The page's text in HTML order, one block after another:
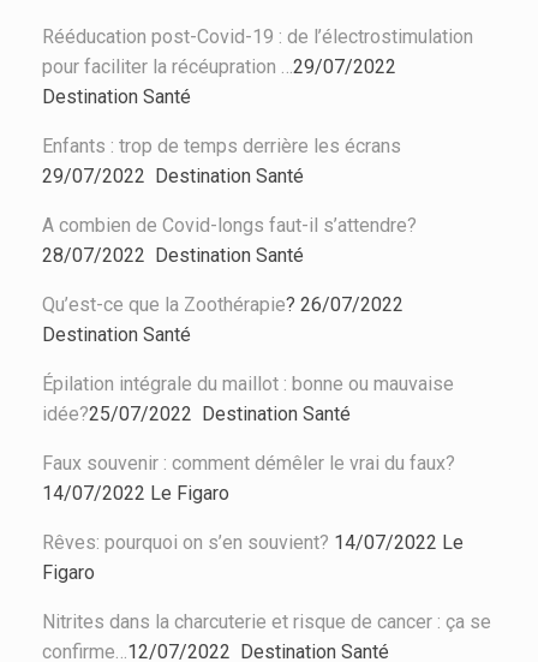
Rééducation post-Covid-19 : de l’électrostimulation
pour faciliter la récéupration …29/07/2022
Destination Santé
Enfants : trop de temps derrière les écrans
29/07/2022 Destination Santé
A combien de Covid-longs faut-il s’attendre?
28/07/2022 Destination Santé
Qu’est-ce que la Zoothérapie? 26/07/2022
Destination Santé
Épilation intégrale du maillot : bonne ou mauvaise
idée?25/07/2022 Destination Santé
Faux souvenir : comment démêler le vrai du faux?
14/07/2022 Le Figaro
Rêves: pourquoi on s’en souvient? 14/07/2022 Le
Figaro
Nitrites dans la charcuterie et risque de cancer : ça se
confirme…12/07/2022 Destination Santé